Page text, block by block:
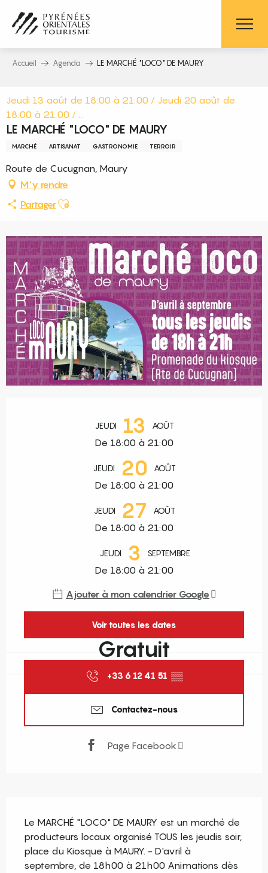
contenu
principal
Accueil Agenda LE MARCHÉ "LOCO" DE MAURY
Jeudi 13 août de 18:00 à 21:00 / Jeudi 20 août de
18:00 à 21:00 / ...
LE MARCHÉ "LOCO" DE MAURY
MARCHÉ ARTISANAT GASTRONOMIE TERROIR
Route de Cucugnan, Maury
M'y rendre
PartagerAjouter aux favoris
JEUDI 13 AOÛT
De 18:00 à 21:00
JEUDI 20 AOÛT
De 18:00 à 21:00
JEUDI 27 AOÛT
De 18:00 à 21:00
JEUDI 3 SEPTEMBRE
De 18:00 à 21:00
Ajouter à mon calendrier Google
Voir toutes les dates
Gratuit
+33 6 12 41 51 ▒▒
Contactez-nous
Page Facebook
Le MARCHÉ "LOCO" DE MAURY est un marché de
producteurs locaux organisé TOUS les jeudis soir,
place du Kiosque à MAURY. - D'avril à
septembre, de 18h00 à 21h00 Animations dès